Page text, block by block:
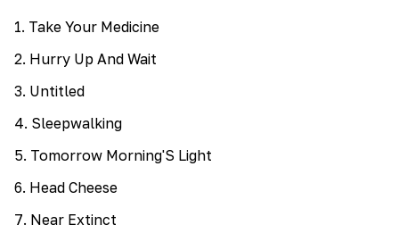
1. Take Your Medicine
2. Hurry Up And Wait
3. Untitled
4. Sleepwalking
5. Tomorrow Morning'S Light
6. Head Cheese
7. Near Extinct